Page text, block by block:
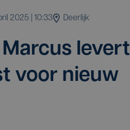
2025 | 10:33 Deerlijk
levert
voor nieuw